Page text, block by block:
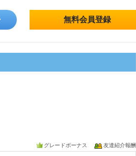
無料会員登録
グレードボーナス 友達紹介報酬